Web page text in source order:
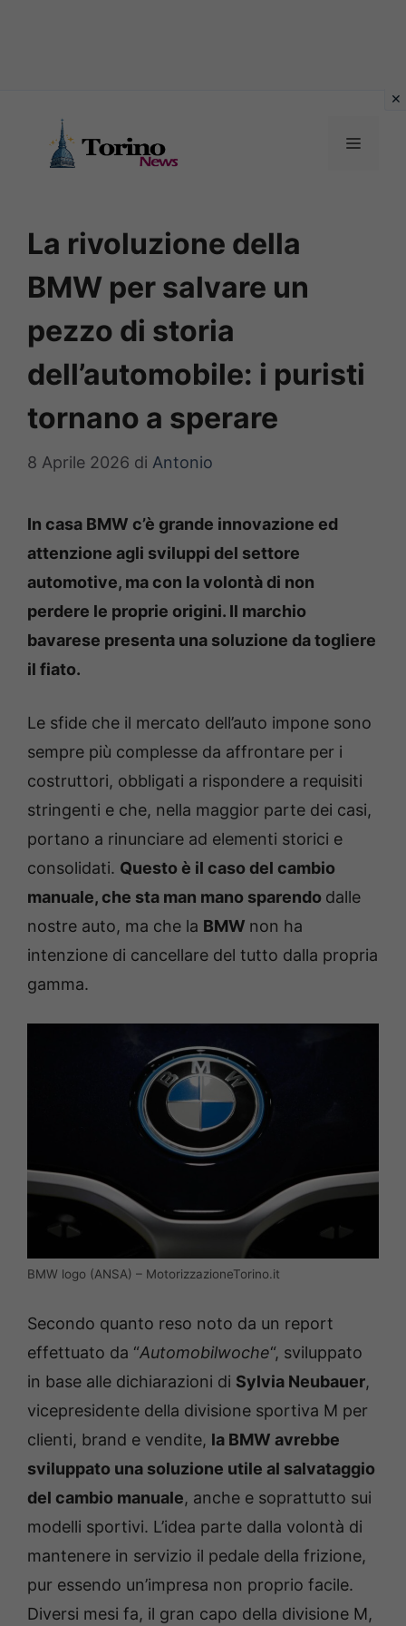
contenuto
MENU
La rivoluzione della
BMW per salvare un
pezzo di storia
dell’automobile: i puristi
tornano a sperare
8 Aprile 2026 di Antonio
In casa BMW c’è grande innovazione ed
attenzione agli sviluppi del settore
automotive, ma con la volontà di non
perdere le proprie origini. Il marchio
bavarese presenta una soluzione da togliere
il fiato.
Le sfide che il mercato dell’auto impone sono
sempre più complesse da affrontare per i
costruttori, obbligati a rispondere a requisiti
stringenti e che, nella maggior parte dei casi,
portano a rinunciare ad elementi storici e
consolidati. Questo è il caso del cambio
manuale, che sta man mano sparendo dalle
nostre auto, ma che la BMW non ha
intenzione di cancellare del tutto dalla propria
gamma.
BMW logo (ANSA) – MotorizzazioneTorino.it
Secondo quanto reso noto da un report
effettuato da “Automobilwoche“, sviluppato
in base alle dichiarazioni di Sylvia Neubauer,
vicepresidente della divisione sportiva M per
clienti, brand e vendite, la BMW avrebbe
sviluppato una soluzione utile al salvataggio
del cambio manuale, anche e soprattutto sui
modelli sportivi. L’idea parte dalla volontà di
mantenere in servizio il pedale della frizione,
pur essendo un’impresa non proprio facile.
Diversi mesi fa, il gran capo della divisione M,